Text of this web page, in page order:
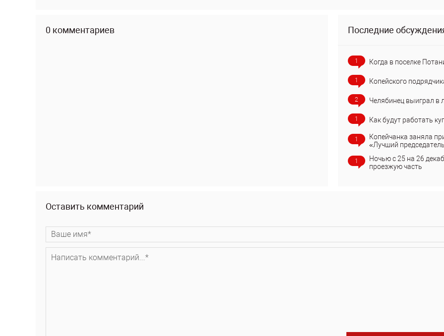
0 комментариев Последние
1 Когда в поселке
1 Копейского
2 Челябинец выиграл в
1 Как будут работать
1
Копейчанка заняла
«Лучший
1
Ночью с 25 на 26
проезжую часть
Оставить комментарий